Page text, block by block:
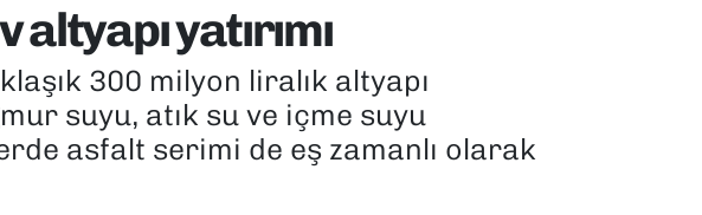
yatırımı
300 milyon liralık altyapı
suyu, atık su ve içme suyu
asfalt serimi de eş zamanlı olarak